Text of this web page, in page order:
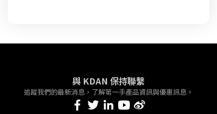
與 KDAN 保持聯繫
追蹤我們的最新消息，了解第一手產品資訊與優惠訊息。